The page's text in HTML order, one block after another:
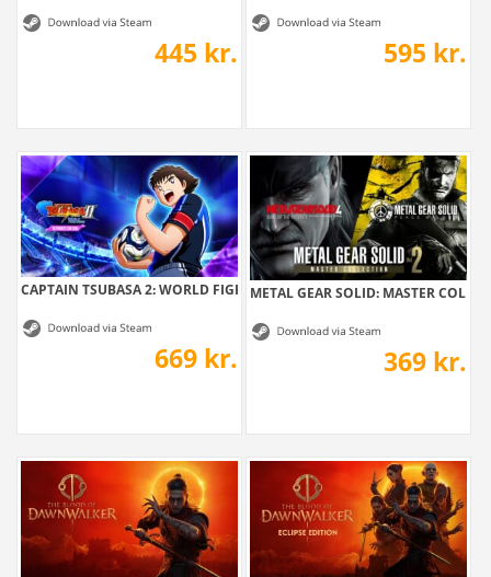
445 kr. 595 kr.
CAPTAIN TSUBASA 2: WORLD FIGHTERS -...
669 kr.
METAL GEAR SOLID: MASTER
369 kr.